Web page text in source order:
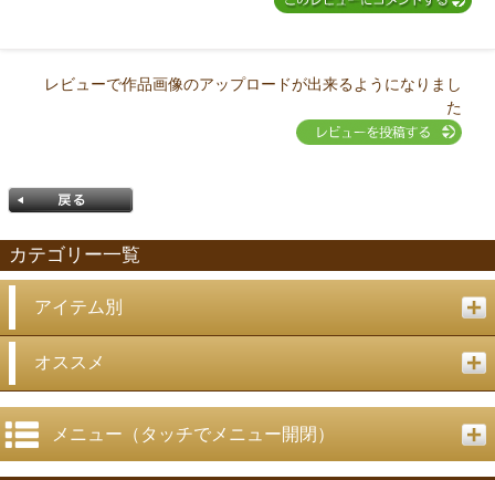
レビューで作品画像のアップロードが出来るようになりまし
た
カテゴリー一覧
アイテム別
オススメ
メニュー（タッチでメニュー開閉）